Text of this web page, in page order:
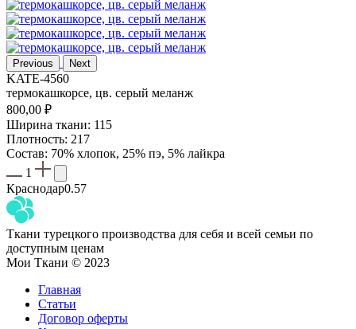
Previous Next
KATE-4560
термокашкорсе, цв. серый меланж
800,00 ₽
Ширина ткани: 115
Плотность: 217
Состав: 70% хлопок, 25% пэ, 5% лайкра
1
Краснодар0.57
Ткани турецкого производства для себя и всей семьи по
доступным ценам
Мои Ткани © 2023
Главная
Статьи
Договор оферты